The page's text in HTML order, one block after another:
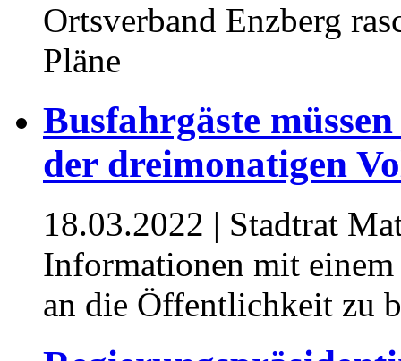
Ortsverband Enzberg
Pläne
Busfahrgäste
der dreimonatigen
18.03.2022 | Stadtrat
Informationen mit
an die Öffentlichkeit zu